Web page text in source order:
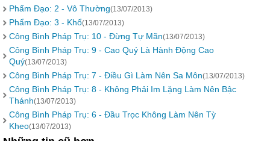
Phẩm Đạo: 2 - Vô Thường(13/07/2013)
Phẩm Đạo: 3 - Khổ(13/07/2013)
Công Bình Pháp Trụ: 10 - Ðừng Tự Mãn(13/07/2013)
Công Bình Pháp Trụ: 9 - Cao Quý Là Hành Ðộng Cao
Quý(13/07/2013)
Công Bình Pháp Trụ: 7 - Ðiều Gì Làm Nên Sa Môn(13/07/2013)
Công Bình Pháp Trụ: 8 - Không Phải Im Lặng Làm Nên Bậc
Thánh(13/07/2013)
Công Bình Pháp Trụ: 6 - Ðầu Trọc Không Làm Nên Tỳ
Kheo(13/07/2013)